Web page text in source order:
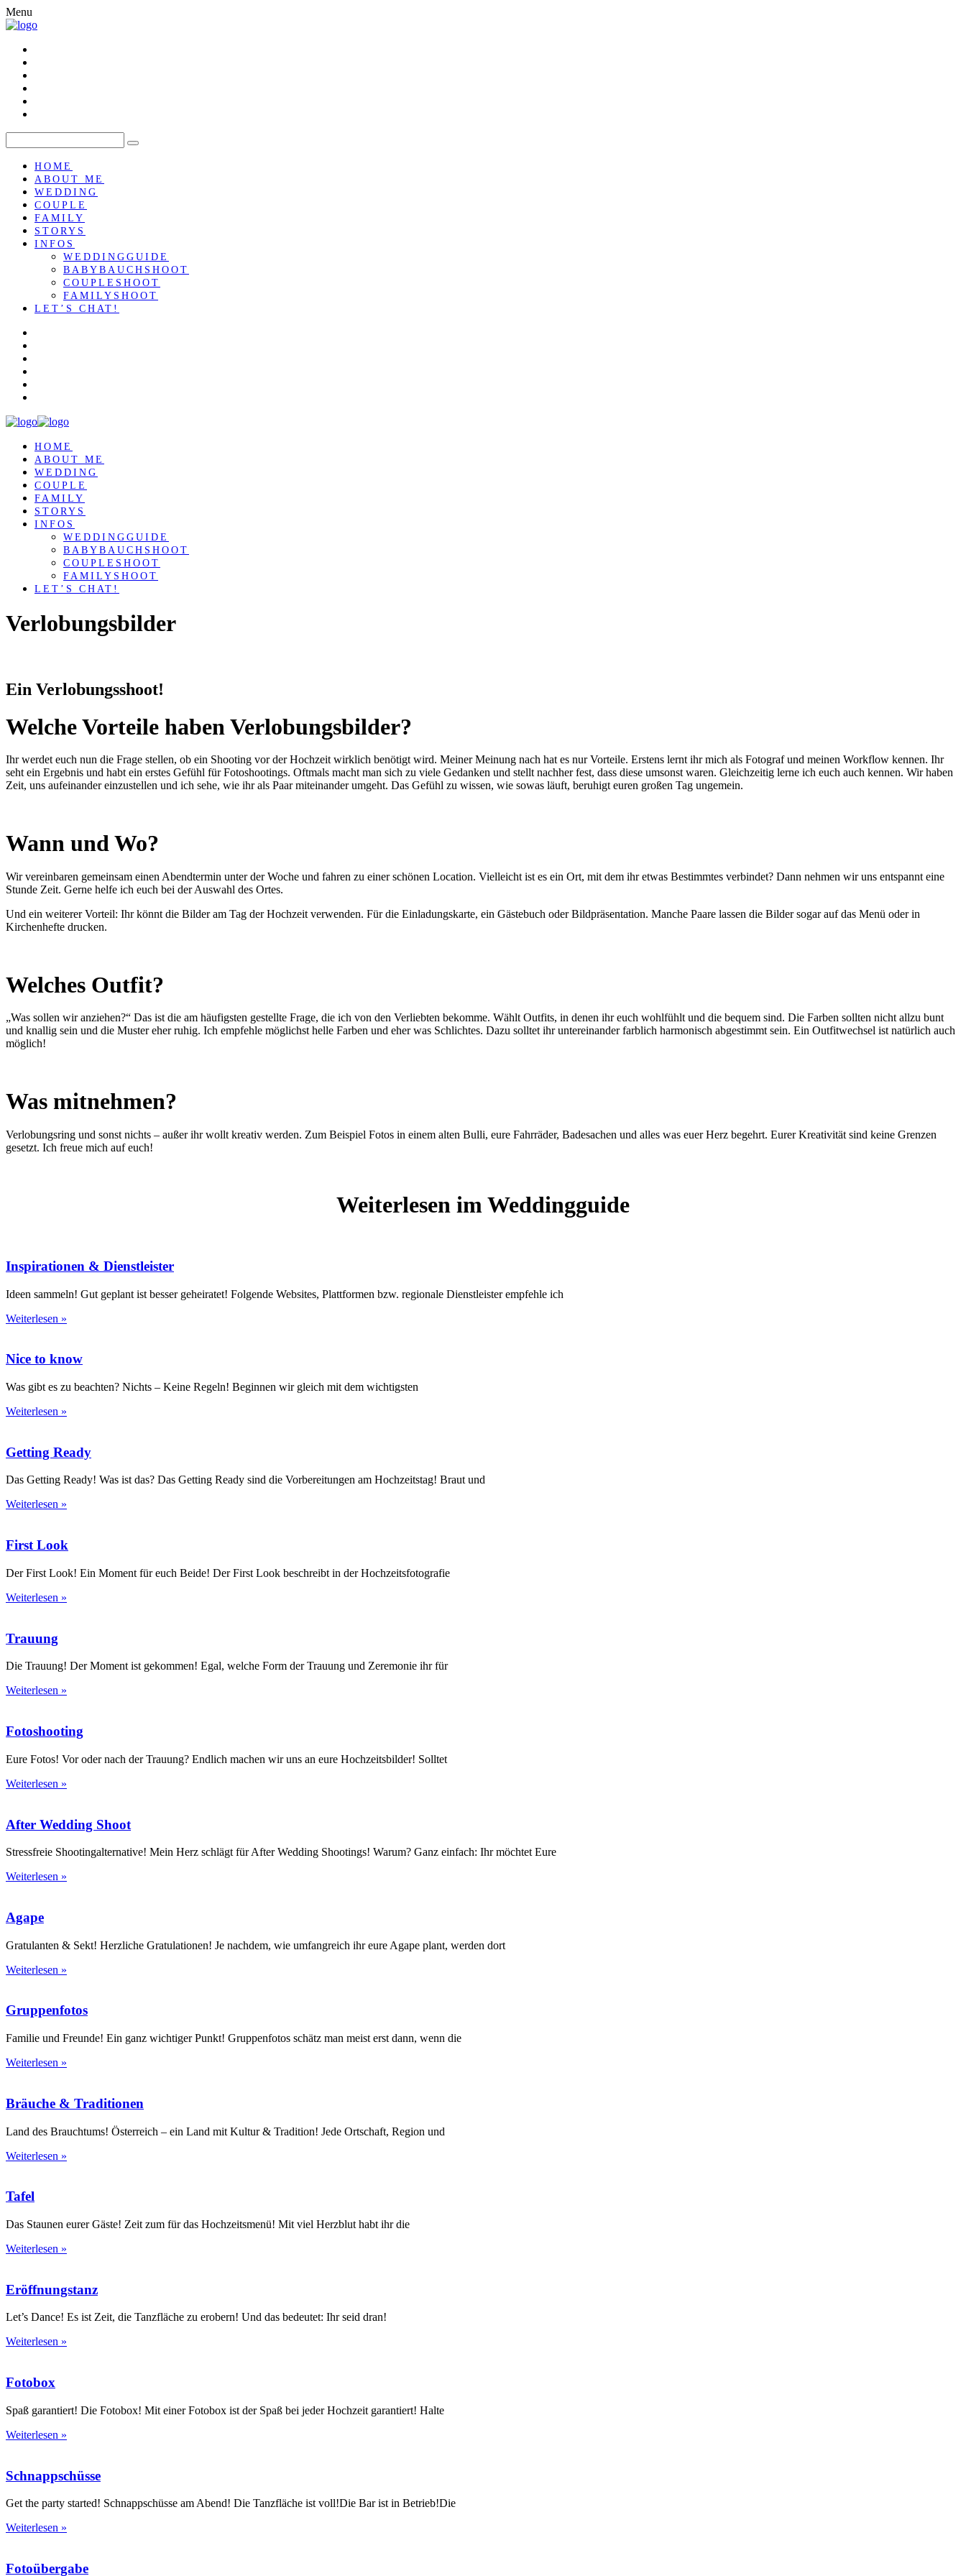
Menu
HOME
ABOUT ME
WEDDING
COUPLE
FAMILY
STORYS
INFOS
WEDDINGGUIDE
BABYBAUCHSHOOT
COUPLESHOOT
FAMILYSHOOT
LET’S CHAT!
HOME
ABOUT ME
WEDDING
COUPLE
FAMILY
STORYS
INFOS
WEDDINGGUIDE
BABYBAUCHSHOOT
COUPLESHOOT
FAMILYSHOOT
LET’S CHAT!
Verlobungsbilder
Ein Verlobungsshoot!
Welche Vorteile haben Verlobungsbilder?
Ihr werdet euch nun die Frage stellen, ob ein Shooting vor der Hochzeit wirklich benötigt wird. Meiner Meinung nach hat es nur Vorteile. Erstens lernt ihr mich als Fotograf und meinen Workflow kennen. Ihr
seht ein Ergebnis und habt ein erstes Gefühl für Fotoshootings. Oftmals macht man sich zu viele Gedanken und stellt nachher fest, dass diese umsonst waren. Gleichzeitig lerne ich euch auch kennen. Wir haben
Zeit, uns aufeinander einzustellen und ich sehe, wie ihr als Paar miteinander umgeht. Das Gefühl zu wissen, wie sowas läuft, beruhigt euren großen Tag ungemein.
Wann und Wo?
Wir vereinbaren gemeinsam einen Abendtermin unter der Woche und fahren zu einer schönen Location. Vielleicht ist es ein Ort, mit dem ihr etwas Bestimmtes verbindet? Dann nehmen wir uns entspannt eine
Stunde Zeit. Gerne helfe ich euch bei der Auswahl des Ortes.
Und ein weiterer Vorteil: Ihr könnt die Bilder am Tag der Hochzeit verwenden. Für die Einladungskarte, ein Gästebuch oder Bildpräsentation. Manche Paare lassen die Bilder sogar auf das Menü oder in
Kirchenhefte drucken.
Welches Outfit?
„Was sollen wir anziehen?“ Das ist die am häufigsten gestellte Frage, die ich von den Verliebten bekomme. Wählt Outfits, in denen ihr euch wohlfühlt und die bequem sind. Die Farben sollten nicht allzu bunt
und knallig sein und die Muster eher ruhig. Ich empfehle möglichst helle Farben und eher was Schlichtes. Dazu solltet ihr untereinander farblich harmonisch abgestimmt sein. Ein Outfitwechsel ist natürlich auch
möglich!
Was mitnehmen?
Verlobungsring und sonst nichts – außer ihr wollt kreativ werden. Zum Beispiel Fotos in einem alten Bulli, eure Fahrräder, Badesachen und alles was euer Herz begehrt. Eurer Kreativität sind keine Grenzen
gesetzt. Ich freue mich auf euch!
Weiterlesen im Weddingguide
Inspirationen & Dienstleister
Ideen sammeln! Gut geplant ist besser geheiratet! Folgende Websites, Plattformen bzw. regionale Dienstleister empfehle ich
Weiterlesen »
Nice to know
Was gibt es zu beachten? Nichts – Keine Regeln! Beginnen wir gleich mit dem wichtigsten
Weiterlesen »
Getting Ready
Das Getting Ready! Was ist das? Das Getting Ready sind die Vorbereitungen am Hochzeitstag! Braut und
Weiterlesen »
First Look
Der First Look! Ein Moment für euch Beide! Der First Look beschreibt in der Hochzeitsfotografie
Weiterlesen »
Trauung
Die Trauung! Der Moment ist gekommen! Egal, welche Form der Trauung und Zeremonie ihr für
Weiterlesen »
Fotoshooting
Eure Fotos! Vor oder nach der Trauung? Endlich machen wir uns an eure Hochzeitsbilder! Solltet
Weiterlesen »
After Wedding Shoot
Stressfreie Shootingalternative! Mein Herz schlägt für After Wedding Shootings! Warum? Ganz einfach: Ihr möchtet Eure
Weiterlesen »
Agape
Gratulanten & Sekt! Herzliche Gratulationen! Je nachdem, wie umfangreich ihr eure Agape plant, werden dort
Weiterlesen »
Gruppenfotos
Familie und Freunde! Ein ganz wichtiger Punkt! Gruppenfotos schätz man meist erst dann, wenn die
Weiterlesen »
Bräuche & Traditionen
Land des Brauchtums! Österreich – ein Land mit Kultur & Tradition! Jede Ortschaft, Region und
Weiterlesen »
Tafel
Das Staunen eurer Gäste! Zeit zum für das Hochzeitsmenü! Mit viel Herzblut habt ihr die
Weiterlesen »
Eröffnungstanz
Let’s Dance! Es ist Zeit, die Tanzfläche zu erobern! Und das bedeutet: Ihr seid dran!
Weiterlesen »
Fotobox
Spaß garantiert! Die Fotobox! Mit einer Fotobox ist der Spaß bei jeder Hochzeit garantiert! Halte
Weiterlesen »
Schnappschüsse
Get the party started! Schnappschüsse am Abend! Die Tanzfläche ist voll!Die Bar ist in Betrieb!Die
Weiterlesen »
Fotoübergabe